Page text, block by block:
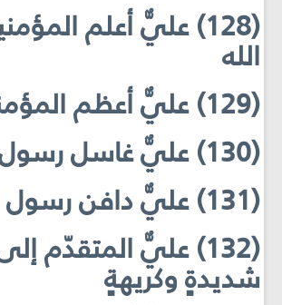
(128) عليٌّ أعلم
الله
(129) عليٌّ أعظم المؤمنين رزيّةً
(130) عليٌّ غاسل رسول الله
(131) عليٌّ دافن رسول الله
(132) عليٌّ المتقدّم
شديدةٍ وكريهةٍ